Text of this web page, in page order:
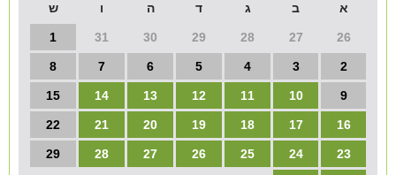
א ב ג ד ה ו ש
26
27
28
29
30
31
1
2
3
4
5
6
7
8
9
10
11
12
13
14
15
16
17
18
19
20
21
22
23
24
25
26
27
28
29